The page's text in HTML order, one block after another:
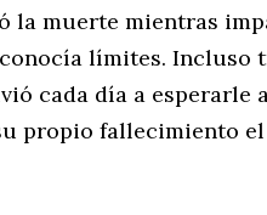
la muerte mientras
límites. Incluso
cada día a esperarle
propio fallecimiento el